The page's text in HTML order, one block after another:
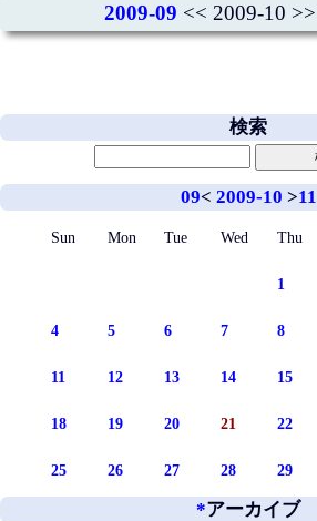
2009-09 << 2009-10 >>
検索
09< 2009-10 >11
Sun Mon Tue Wed Thu
1
4 5 6 7 8
11 12 13 14 15
18 19 20 21 22
25 26 27 28 29
*アーカイブ